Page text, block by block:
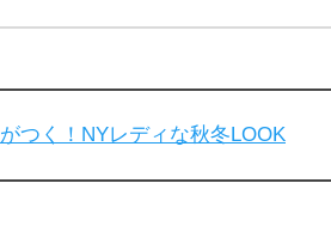
つく！NYレディな秋冬LOOK